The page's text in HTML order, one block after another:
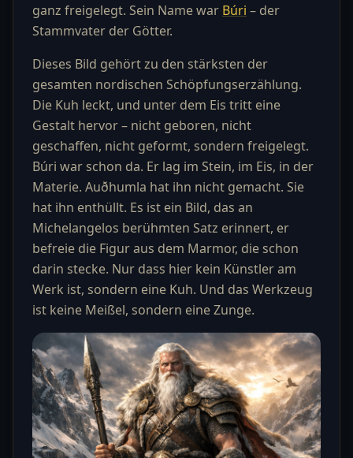
ganz freigelegt. Sein Name war Búri – der
Stammvater der Götter.
Dieses Bild gehört zu den stärksten der
gesamten nordischen Schöpfungserzählung.
Die Kuh leckt, und unter dem Eis tritt eine
Gestalt hervor – nicht geboren, nicht
geschaffen, nicht geformt, sondern freigelegt.
Búri war schon da. Er lag im Stein, im Eis, in der
Materie. Auðhumla hat ihn nicht gemacht. Sie
hat ihn enthüllt. Es ist ein Bild, das an
Michelangelos berühmten Satz erinnert, er
befreie die Figur aus dem Marmor, die schon
darin stecke. Nur dass hier kein Künstler am
Werk ist, sondern eine Kuh. Und das Werkzeug
ist keine Meißel, sondern eine Zunge.